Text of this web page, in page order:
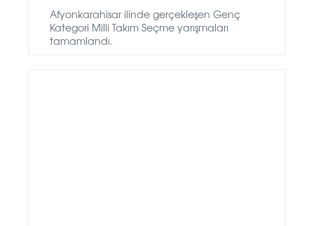
Afyonkarahisar ilinde gerçekleşen Genç
Kategori Milli Takım Seçme yarışmaları
tamamlandı.